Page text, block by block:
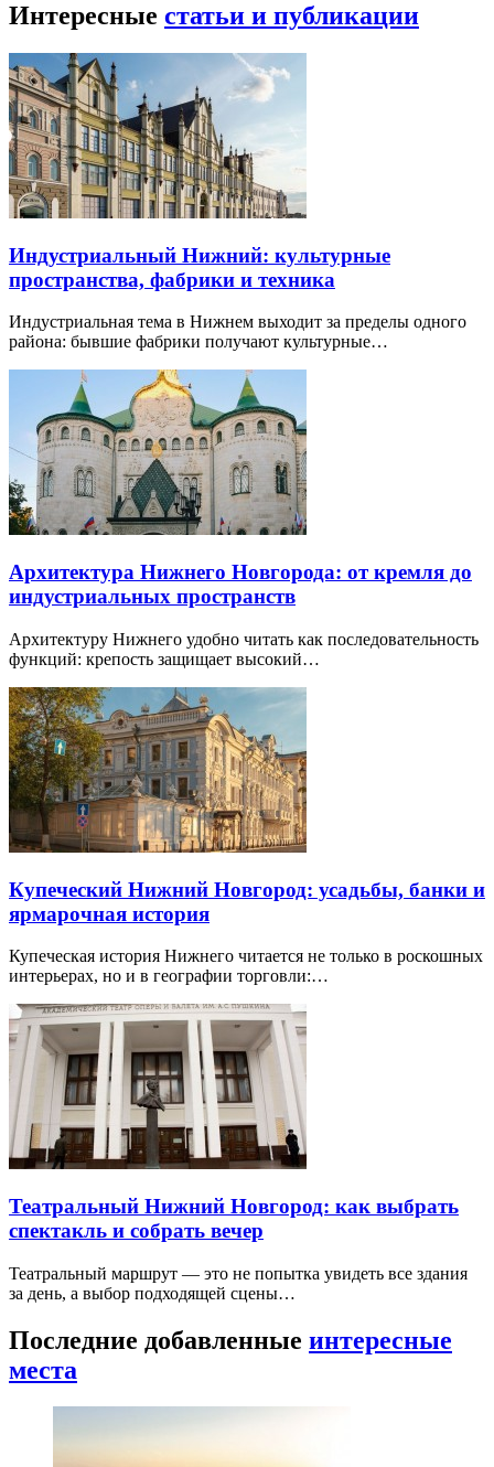
Интересные статьи и публикации
Индустриальный Нижний: культурные
пространства, фабрики и техника
Индустриальная тема в Нижнем выходит за пределы одного
района: бывшие фабрики получают культурные…
Архитектура Нижнего Новгорода: от кремля до
индустриальных пространств
Архитектуру Нижнего удобно читать как последовательность
функций: крепость защищает высокий…
Купеческий Нижний Новгород: усадьбы, банки и
ярмарочная история
Купеческая история Нижнего читается не только в роскошных
интерьерах, но и в географии торговли:…
Театральный Нижний Новгород: как выбрать
спектакль и собрать вечер
Театральный маршрут — это не попытка увидеть все здания
за день, а выбор подходящей сцены…
Последние добавленные интересные
места